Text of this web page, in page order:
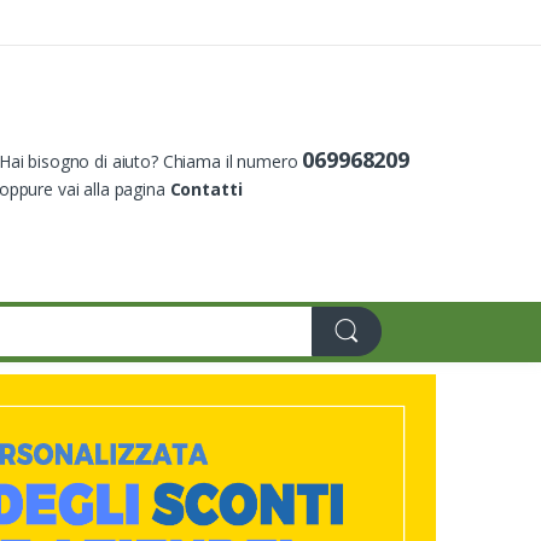
bisogno di aiuto? Chiama il numero 069968209
vai alla pagina Contatti